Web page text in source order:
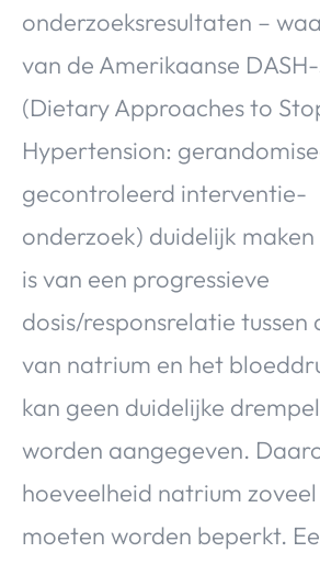
onderzoeksresultaten –
van de Amerikaanse
(Dietary Approaches to
Hypertension:
gecontroleerd interventie-
onderzoek) duidelijk
is van een progressieve
dosis/responsrelatie tussen
van natrium en het
kan geen duidelijke
worden aangegeven.
hoeveelheid natrium
moeten worden beperkt.